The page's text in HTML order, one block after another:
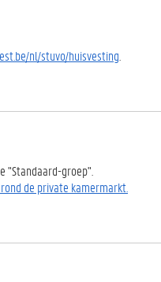
nl/stuvo/huisvesting
"Standaard-groep".
de private kamermarkt.